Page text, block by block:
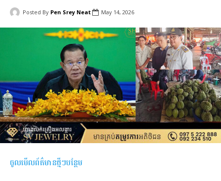
Posted By Pen Srey Neat May 14, 2026
ចូលមើលព័ត៌មានថ្មីៗបន្ថែម